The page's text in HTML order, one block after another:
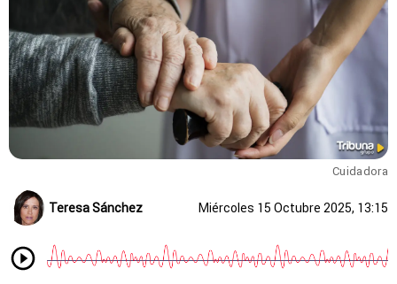
Cuidadora
Teresa Sánchez Miércoles 15 Octubre 2025, 13:15